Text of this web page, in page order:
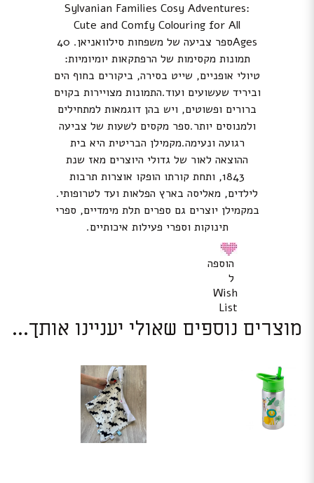
Sylvanian Families Cosy Adventures:
Cute and Comfy Colouring for All
Agesספר צביעה של משפחות סילוואניאן. 40
תמונות מקסימות של הרפתקאות יומיומיות:
טיולי אופניים, שייט בסירה, ביקורים בחוף הים
וביריד שעשועים ועוד.התמונות מצויירות בקוים
ברורים ופשוטים, ויש בהן דוגמאות למתחילים
ולמנוסים יותר.ספר מקסים לשעות של צביעה
רגועה ונעימה.מקמילן הבריטית היא בית
ההוצאה לאור של גדולי היוצרים מאז שנת
1843, ותחת קורתו הופקו אוצרות תרבות
לילדים, מאליסה בארץ הפלאות ועד לטרופותי.
במקמילן יוצרים גם ספרים תלת מימדיים, ספרי
תינוקות וספרי פעילות איכותיים.
הוספה
ל
Wish
List
מוצרים נוספים שאולי יעניינו אותך...